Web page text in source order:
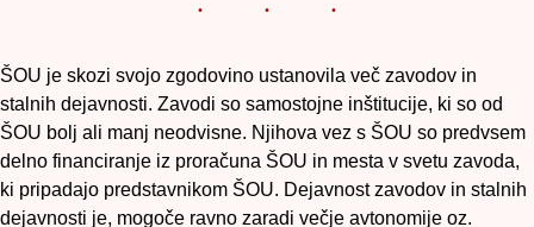
ŠOU je skozi svojo zgodovino ustanovila več zavodov in
stalnih dejavnosti. Zavodi so samostojne inštitucije, ki so od
ŠOU bolj ali manj neodvisne. Njihova vez s ŠOU so predvsem
delno financiranje iz proračuna ŠOU in mesta v svetu zavoda,
ki pripadajo predstavnikom ŠOU. Dejavnost zavodov in stalnih
dejavnosti je, mogoče ravno zaradi večje avtonomije oz.